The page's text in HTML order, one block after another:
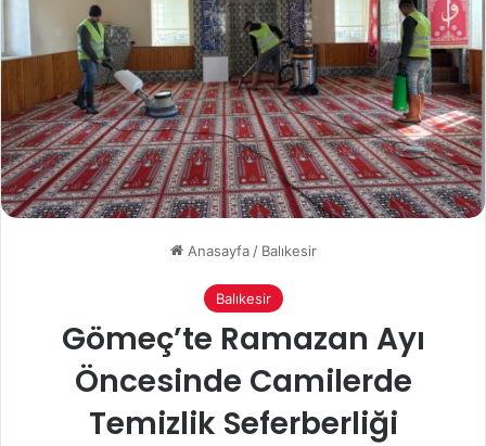
Anasayfa / Balıkesir
Balıkesir
Gömeç’te Ramazan Ayı
Öncesinde Camilerde
Temizlik Seferberliği